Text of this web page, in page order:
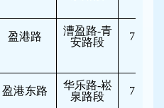
盈港路
漕盈路-青
安路段
7:30-
盈港东路
华乐路-崧
泉路段
7:30-